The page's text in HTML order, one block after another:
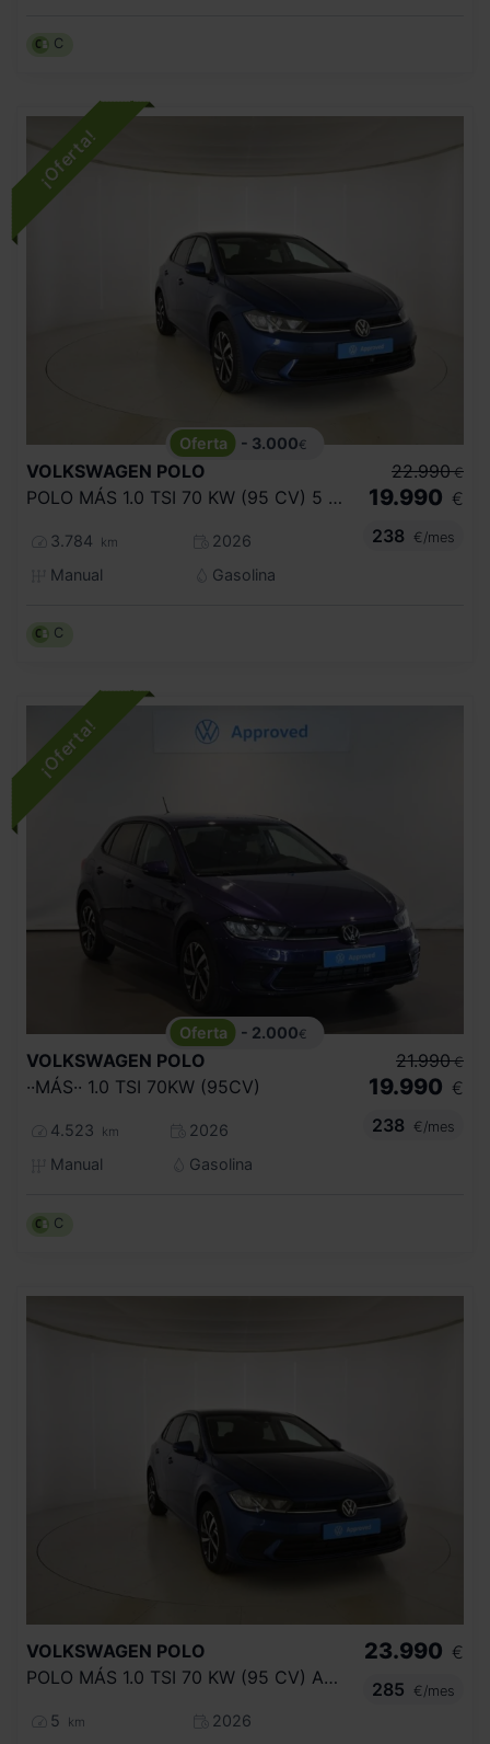
C
- 3.000€
VOLKSWAGEN POLO
POLO MÁS 1.0 TSI 70 KW (95 CV) 5 VEL.
3.784 km
2026
Manual
Gasolina
22.990 €
19.990 €
238
€/mes
C
- 2.000€
VOLKSWAGEN POLO
··MÁS·· 1.0 TSI 70KW (95CV)
4.523 km
2026
Manual
Gasolina
21.990 €
19.990 €
238
€/mes
C
VOLKSWAGEN POLO
POLO MÁS 1.0 TSI 70 KW (95 CV) AUTOMÁTICO DSG 7 VEL.
5 km 2026
23.990 €
285
€/mes